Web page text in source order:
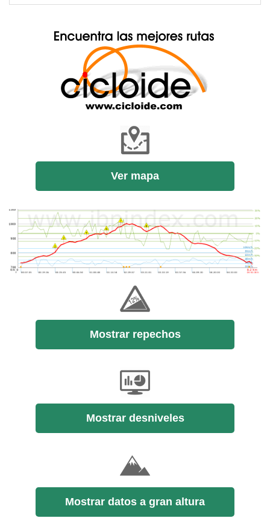
Ver mapa
Mostrar repechos
Mostrar desniveles
Mostrar datos a gran altura